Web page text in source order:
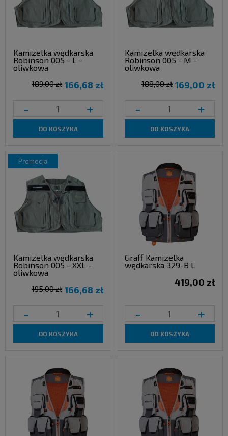
Kamizelka wędkarska
Robinson 005 - L -
oliwkowa
166,68 zł
189,00 zł
- +
DO KOSZYKA
Kamizelka wędkarska
Robinson 005 - M -
oliwkowa
169,00 zł
188,00 zł
- +
DO KOSZYKA
Kamizelka wędkarska
Robinson 005 - XXL -
oliwkowa
166,68 zł
195,00 zł
- +
DO KOSZYKA
promocja
Graff Kamizelka
wędkarska 329-B L
419,00 zł
- +
DO KOSZYKA